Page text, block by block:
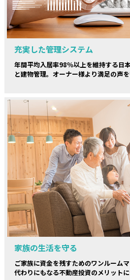
充実した管理システム
年間平均入居率98％以上を維持する日
と建物管理。オーナー様より満足の声を
家族の生活を守る
ご家族に資金を残すためのワンルーム
代わりにもなる不動産投資のメリットに